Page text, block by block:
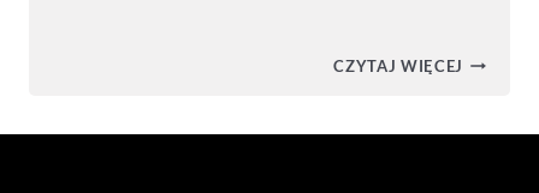
CZYTAJ WIĘCEJ ŚCIANA